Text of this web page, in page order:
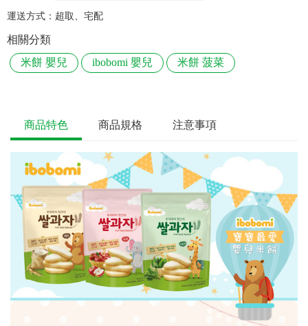
運送方式： 超取、宅配
相關分類
米餅 嬰兒
ibobomi 嬰兒 米餅 菠菜
商品特色 商品規格 注意事項